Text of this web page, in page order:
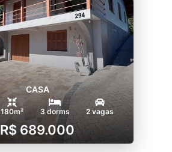
CASA
180m² 3 dorms 2 vagas
R$ 689.000